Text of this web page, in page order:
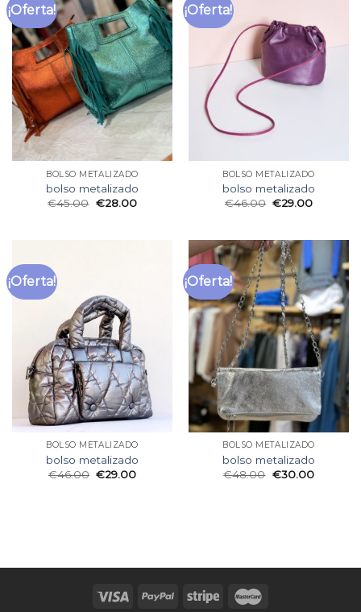
¡Oferta!
BOLSO METALIZADO
bolso metalizado
€45.00 €28.00
¡Oferta!
BOLSO METALIZADO
bolso metalizado
€46.00 €29.00
¡Oferta!
BOLSO METALIZADO
bolso metalizado
€46.00 €29.00
¡Oferta!
BOLSO METALIZADO
bolso metalizado
€48.00 €30.00